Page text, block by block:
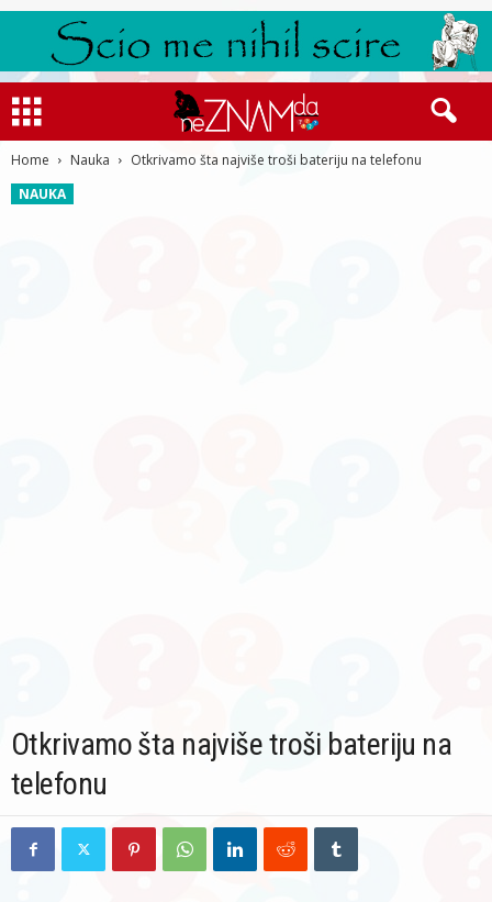
Home Nauka
Otkrivamo šta najviše troši bateriju na telefonu
NAUKA
Otkrivamo šta najviše troši bateriju na
telefonu